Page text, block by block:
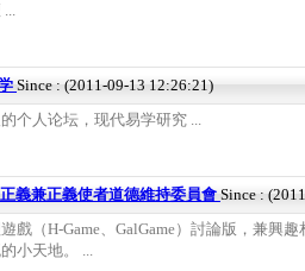
...
Since : (2011-09-13 12:26:21)
个人论坛，现代易学研究 ...
義兼正義使者道德維持委員會 Since :
戲（H-Game、GalGame）討論版，兼興
小天地。 ...